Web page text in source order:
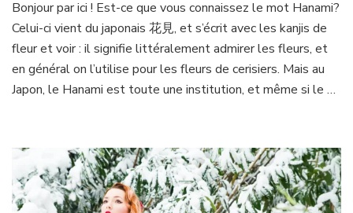
en
Top
Vintage
Bonjour par ici ! Est-ce que vous connaissez le mot Hanami?
Celui-ci vient du japonais 花見, et s’écrit avec les kanjis de
fleur et voir : il signifie littéralement admirer les fleurs, et
en général on l’utilise pour les fleurs de cerisiers. Mais au
Japon, le Hanami est toute une institution, et même si le …